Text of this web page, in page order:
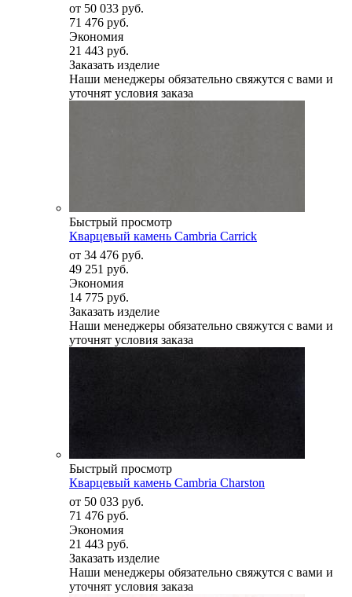
от 50 033 руб.
71 476 руб.
Экономия
21 443 руб.
Заказать изделие
Наши менеджеры обязательно свяжутся с вами и
уточнят условия заказа
Быстрый просмотр
Кварцевый камень Cambria Carrick
от 34 476 руб.
49 251 руб.
Экономия
14 775 руб.
Заказать изделие
Наши менеджеры обязательно свяжутся с вами и
уточнят условия заказа
Быстрый просмотр
Кварцевый камень Cambria Charston
от 50 033 руб.
71 476 руб.
Экономия
21 443 руб.
Заказать изделие
Наши менеджеры обязательно свяжутся с вами и
уточнят условия заказа